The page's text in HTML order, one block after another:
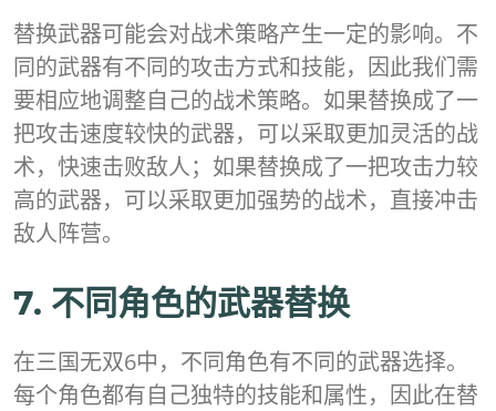
替换武器可能会对战术策略产生一定的影响。不
同的武器有不同的攻击方式和技能，因此我们需
要相应地调整自己的战术策略。如果替换成了一
把攻击速度较快的武器，可以采取更加灵活的战
术，快速击败敌人；如果替换成了一把攻击力较
高的武器，可以采取更加强势的战术，直接冲击
敌人阵营。
7. 不同角色的武器替换
在三国无双6中，不同角色有不同的武器选择。
每个角色都有自己独特的技能和属性，因此在替